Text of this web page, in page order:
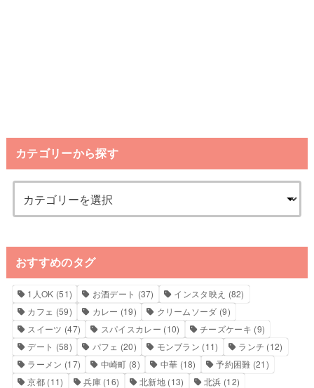
カテゴリーから探す
おすすめのタグ
1人OK (51) お酒デート (37) インスタ映え (82)
カフェ (59) カレー (19) クリームソーダ (9)
スイーツ (47) スパイスカレー (10) チーズケーキ (9)
デート (58) パフェ (20) モンブラン (11) ランチ (12)
ラーメン (17) 中崎町 (8) 中華 (18) 予約困難 (21)
京都 (11) 兵庫(16) 北新地(13) 北浜 (12)